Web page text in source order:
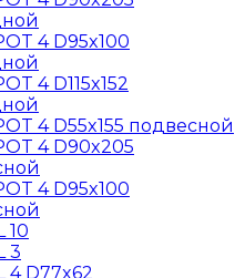
4 D95x100
4 D115x152
4 D55x155 подвесной
4 D90x205
4 D95x100
10
3
4 D77x62